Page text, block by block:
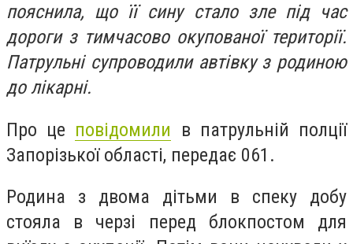
пояснила, що її сину стало зле під час
дороги з тимчасово окупованої території.
Патрульні супроводили автівку з родиною
до лікарні.
Про це повідомили в патрульній полції
Запорізької області, передає 061.
Родина з двома дітьми в спеку добу
стояла в черзі перед блокпостом для